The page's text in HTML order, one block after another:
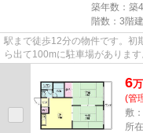
築年数：築
階数：3階建
駅まで徒歩12分の物件です。初
ら出て100mに駐車場がありま
の物件です。健康な体は新鮮な...
6万
(管
敷
所